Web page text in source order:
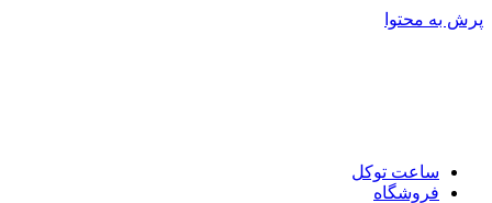
پرش به محتوا
ساعت توکل
فروشگاه